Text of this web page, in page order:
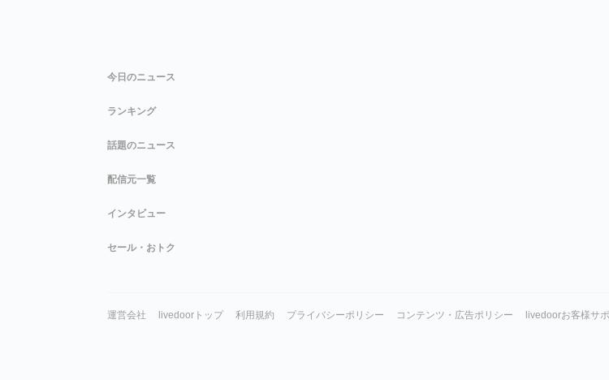
今日のニュース
ランキング
話題のニュース
配信元一覧
インタビュー
セール・おトク
運営会社 livedoorトップ 利用規約 プライバシーポリシー コンテンツ・広告ポリシー livedoorお客様サ